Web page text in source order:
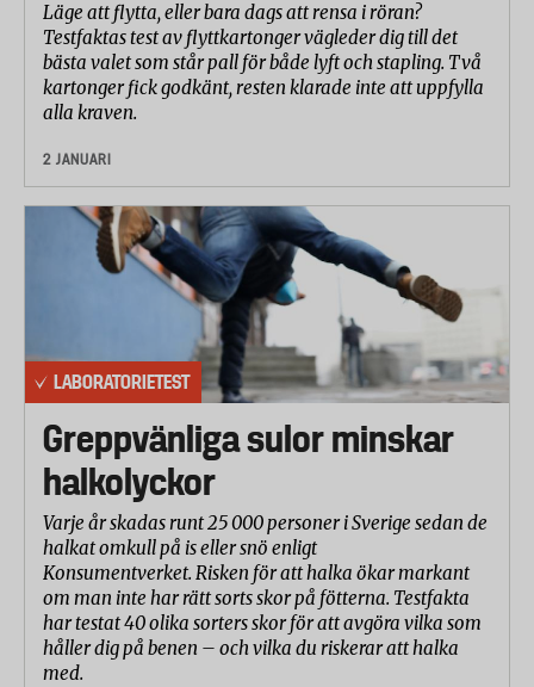
Läge att flytta, eller bara dags att rensa i röran?
Testfaktas test av flyttkartonger vägleder dig till det
bästa valet som står pall för både lyft och stapling. Två
kartonger fick godkänt, resten klarade inte att uppfylla
alla kraven.
2 JANUARI
LABORATORIETEST
Greppvänliga sulor minskar
halkolyckor
Varje år skadas runt 25 000 personer i Sverige sedan de
halkat omkull på is eller snö enligt
Konsumentverket. Risken för att halka ökar markant
om man inte har rätt sorts skor på fötterna. Testfakta
har testat 40 olika sorters skor för att avgöra vilka som
håller dig på benen – och vilka du riskerar att halka
med.